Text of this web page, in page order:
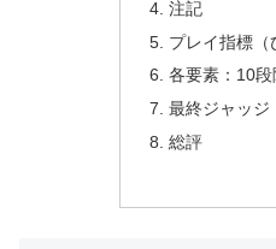
注記
プレイ指標（
各要素：10段
最終ジャッジ
総評